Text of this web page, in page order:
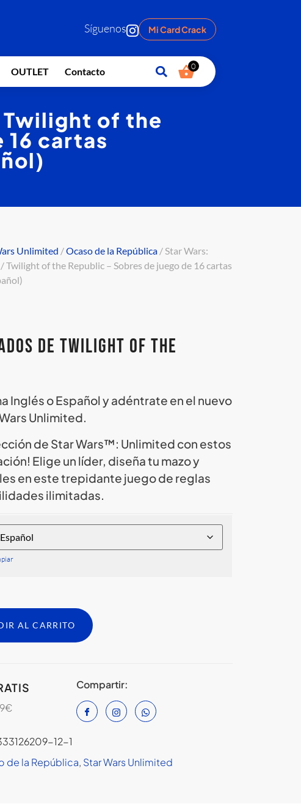
Síguenos Mi Card Crack
OUTLET Contacto 0
Twilight of the
16 cartas
Unlimited /Ocaso de la República / Star Wars:
Twilight of the Republic – Sobres de juego de 16 cartas
de Twilight of the
Inglés o Español y adéntrate en el nuevo
Unlimited.
de Star Wars™: Unlimited con estos
Elige un líder, diseña tu mazo y
en este trepidante juego de reglas
ilimitadas.
AL CARRITO
Compartir:
12-1
de la República, Star Wars Unlimited